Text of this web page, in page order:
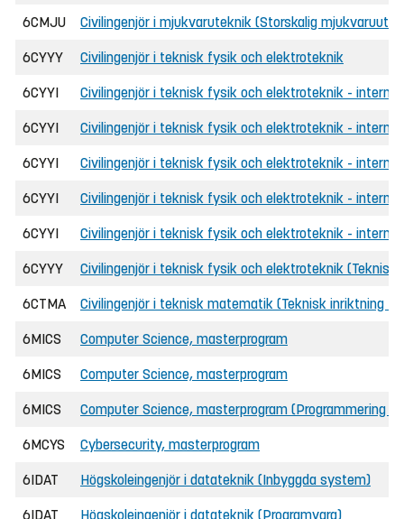
6CMJU Civilingenjör i mjukvaruteknik (Storskalig
6CYYY Civilingenjör i teknisk fysik och elektroteknik
6CYYI Civilingenjör i teknisk fysik och elektroteknik -
6CYYI Civilingenjör i teknisk fysik och elektroteknik -
6CYYI Civilingenjör i teknisk fysik och elektroteknik -
6CYYI Civilingenjör i teknisk fysik och elektroteknik -
6CYYI Civilingenjör i teknisk fysik och elektroteknik -
6CYYY Civilingenjör i teknisk fysik och elektroteknik (Teknisk
6CTMA Civilingenjör i teknisk matematik (Teknisk inriktning
6MICS Computer Science, masterprogram
6MICS Computer Science, masterprogram
6MICS Computer Science, masterprogram (Programmering
6MCYS Cybersecurity, masterprogram
6IDAT Högskoleingenjör i datateknik (Inbyggda system)
6IDAT Högskoleingenjör i datateknik (Programvara)